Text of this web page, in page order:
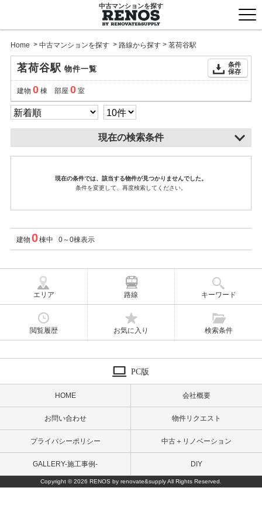
中古マンションを探す
Home > 中古マンションを探す> 路線から探す> 茗荷谷駅
茗荷谷駅 物件一覧
条件
保存
建物 0棟 部屋 0室
現在の検索条件
現在の条件では、該当する物件が見つかりませんでした。
条件を変更して、再度検索してください。
建物 0棟中 0～0棟表示
エリア 路線 キーワード
閲覧履歴 お気に入り 検索条件
PC版
HOME 会社概要
お問い合わせ 物件リクエスト
プライバシーポリシー 中古＋リノベーション
GALLERY-施工事例- DIY
Copyright © 2026 RENOS by renovate&supply All Rights Reserved.